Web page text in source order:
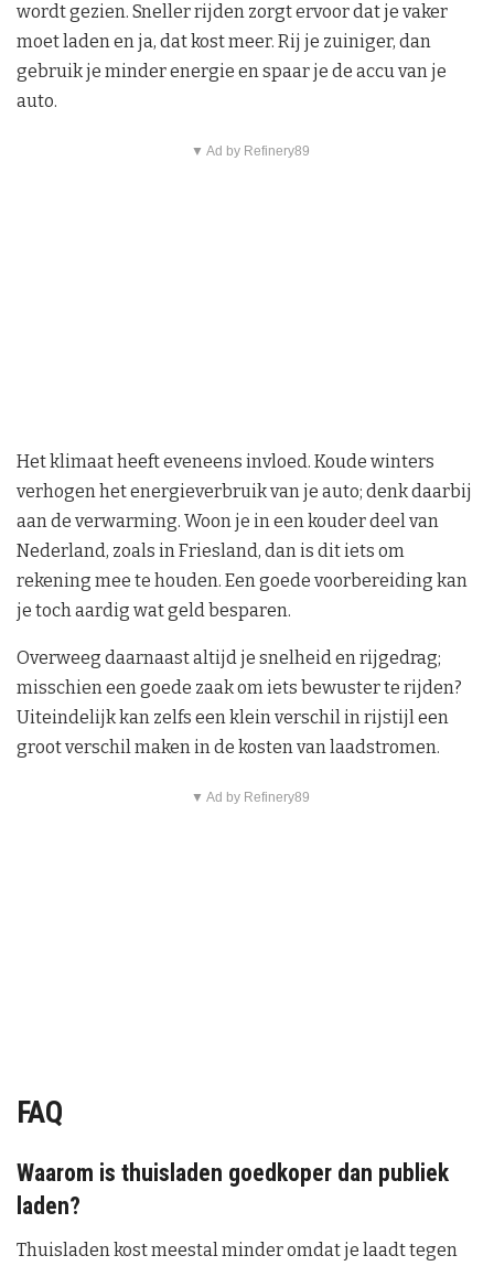
wordt gezien. Sneller rijden zorgt ervoor dat je vaker
moet laden en ja, dat kost meer. Rij je zuiniger, dan
gebruik je minder energie en spaar je de accu van je
auto.
▼ Ad by Refinery89
Het klimaat heeft eveneens invloed. Koude winters
verhogen het energieverbruik van je auto; denk daarbij
aan de verwarming. Woon je in een kouder deel van
Nederland, zoals in Friesland, dan is dit iets om
rekening mee te houden. Een goede voorbereiding kan
je toch aardig wat geld besparen.
Overweeg daarnaast altijd je snelheid en rijgedrag;
misschien een goede zaak om iets bewuster te rijden?
Uiteindelijk kan zelfs een klein verschil in rijstijl een
groot verschil maken in de kosten van laadstromen.
▼ Ad by Refinery89
FAQ
Waarom is thuisladen goedkoper dan publiek
laden?
Thuisladen kost meestal minder omdat je laadt tegen